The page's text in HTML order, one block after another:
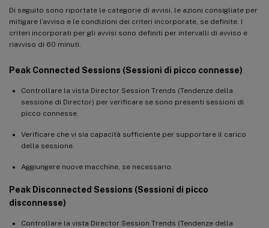
Di seguito sono riportate le categorie di avvisi, le azioni consigliate per
mitigare l’avviso e le condizioni dei criteri incorporate, se definite. I
criteri incorporati per gli avvisi sono definiti per intervalli di avviso e
riavviso di 60 minuti.
Peak Connected Sessions (Sessioni di picco connesse)
Controllare la vista Director Session Trends (Tendenze della
sessione di Director) per verificare se sono presenti sessioni di
picco connesse.
Verificare che vi sia capacità sufficiente per supportare il carico
della sessione.
Aggiungere nuove macchine, se necessario.
Peak Disconnected Sessions (Sessioni di picco
disconnesse)
Controllare la vista Director Session Trends (Tendenze della